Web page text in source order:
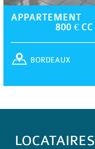
APPARTEMENT
800 € CC
BORDEAUX
LOCATAIRES